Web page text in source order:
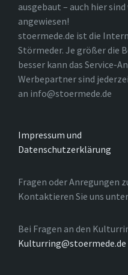
ausgebaut – auch hier
angewiesen!
stoermede.de ist die
Störmeder. Je größer die
besser kann das Service-
Werbepartner sind
an info@stoermede.de
Impressum und
Datenschutzerklärung
Fragen oder Anregungen
Kontaktieren Sie uns
Bei Fragen an den
Kulturring@stoermede.de